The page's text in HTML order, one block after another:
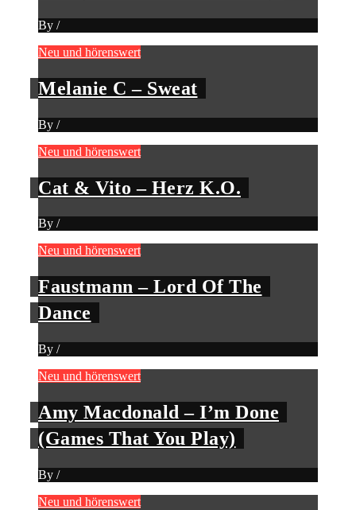
By /
Neu und hörenswert
Melanie C – Sweat
By /
Neu und hörenswert
Cat & Vito – Herz K.O.
By /
Neu und hörenswert
Faustmann – Lord Of The
Dance
By /
Neu und hörenswert
Amy Macdonald – I’m Done
(Games That You Play)
By /
Neu und hörenswert